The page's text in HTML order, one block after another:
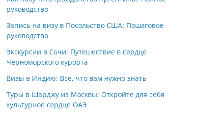
руководство
Запись на визу в Посольство США: Пошаговое
руководство
Экскурсии в Сочи: Путешествие в сердце
Черноморского курорта
Визы в Индию: Все, что вам нужно знать
Туры в Шарджу из Москвы: Откройте для себя
культурное сердце ОАЭ